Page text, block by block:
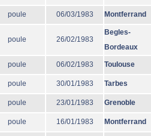
poule 06/03/1983 Montferrand
poule 26/02/1983
Begles-
Bordeaux
poule 06/02/1983 Toulouse
poule 30/01/1983 Tarbes
poule 23/01/1983 Grenoble
poule 16/01/1983 Montferrand